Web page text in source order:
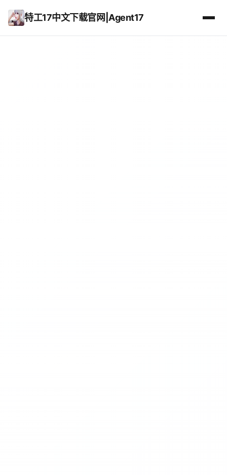
特工17中文下载官网|Agent17